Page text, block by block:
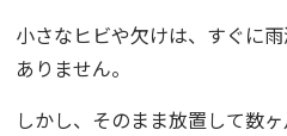
小さなヒビや欠けは、すぐに
ありません。
しかし、そのまま放置して数